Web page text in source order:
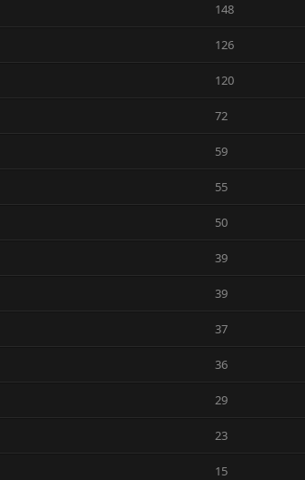
148
126
120
72
59
55
50
39
39
37
36
29
23
15